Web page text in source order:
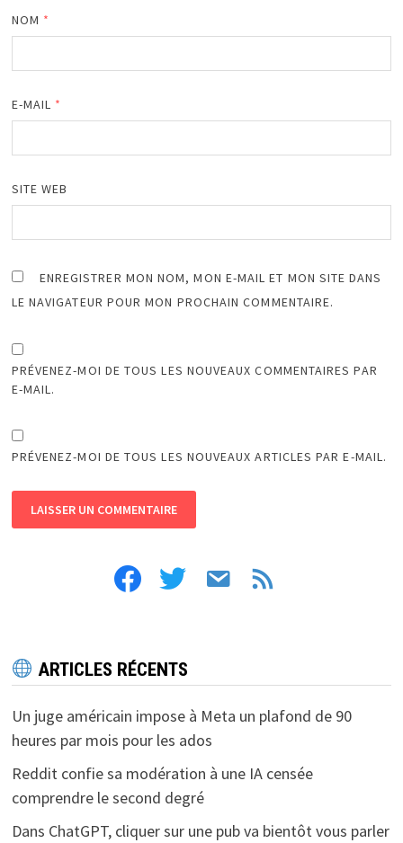
NOM *
E-MAIL *
SITE WEB
ENREGISTRER MON NOM, MON E-MAIL ET MON SITE DANS
LE NAVIGATEUR POUR MON PROCHAIN COMMENTAIRE.
PRÉVENEZ-MOI DE TOUS LES NOUVEAUX COMMENTAIRES PAR
E-MAIL.
PRÉVENEZ-MOI DE TOUS LES NOUVEAUX ARTICLES PAR E-MAIL.
facebooktwitter email feed
ARTICLES RÉCENTS
Un juge américain impose à Meta un plafond de 90
heures par mois pour les ados
Reddit confie sa modération à une IA censée
comprendre le second degré
Dans ChatGPT, cliquer sur une pub va bientôt vous parler